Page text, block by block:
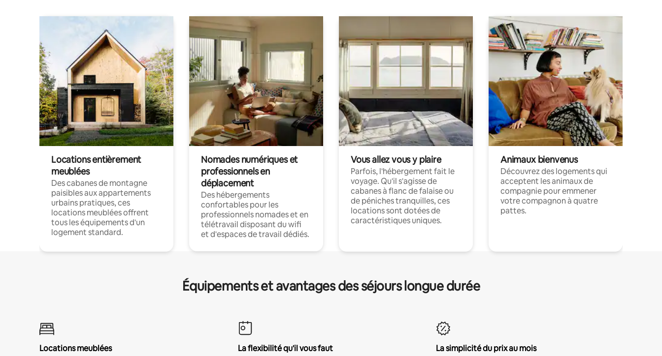
Locations entièrement
meublées
Des cabanes de montagne
paisibles aux appartements
urbains pratiques, ces
locations meublées offrent
tous les équipements d'un
logement standard.
Nomades numériques et
professionnels en
déplacement
Des hébergements
confortables pour les
professionnels nomades et en
télétravail disposant du wifi
et d'espaces de travail dédiés.
Vous allez vous y plaire
Parfois, l'hébergement fait le
voyage. Qu'il s'agisse de
cabanes à flanc de falaise ou
de péniches tranquilles, ces
locations sont dotées de
caractéristiques uniques.
Animaux bienvenus
Découvrez des logements qui
acceptent les animaux de
compagnie pour emmener
votre compagnon à quatre
pattes.
Équipements et avantages des séjours longue durée
Locations meublées
La flexibilité qu'il vous faut
La simplicité du prix au mois